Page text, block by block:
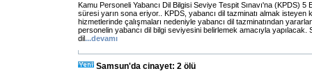
Kamu Personeli Yabancı Dil Bilgisi Seviye Tespit Sınavı'na (KPDS)
süresi yarın sona eriyor.. KPDS, yabancı dil tazminatı almak isteyen
hizmetlerinde çalışmaları nedeniyle yabancı dil tazminatından
personelin yabancı dil bilgi seviyesini belirlemek amacıyla yapılacak.
dil...devamı
Samsun'da cinayet: 2 ölü